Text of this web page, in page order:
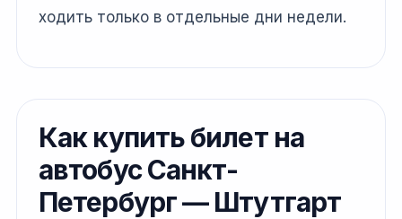
ходить только в отдельные дни недели.
Как купить билет на
автобус Санкт-
Петербург — Штутгарт